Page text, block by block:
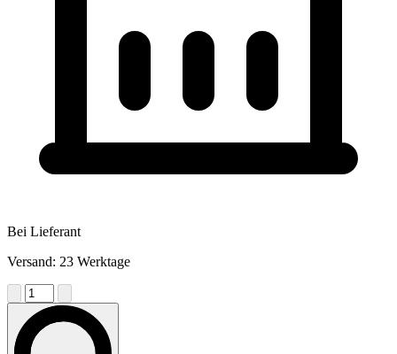
Bei Lieferant
Versand: 23 Werktage